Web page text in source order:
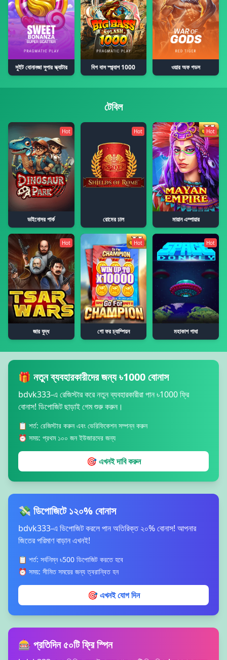
সুইট বোনানজা সুপার স্ক্যাটার বিগ বাস স্প্ল্যাশ 1000 ওয়ার অফ গডস
টেবিল
ডাইনোসর পার্ক
Hot
রোমের ঢাল
Hot
মায়ান এম্পায়ার
Hot
জার যুদ্ধ
Hot
গো ফর চ্যাম্পিয়ন
Hot
মহাকাশ গাধা
Hot
🎁 নতুন ব্যবহারকারীদের জন্য ৳1000 বোনাস
bdvk333-এ রেজিস্টার করে নতুন ব্যবহারকারীরা পান ৳1000 ফ্রি
বোনাস! ডিপোজিট ছাড়াই গেম শুরু করুন।
📋 শর্ত: রেজিস্টার করুন এবং ভেরিফিকেশন সম্পন্ন করুন
⏰ সময়: প্রথম ১০০ জন ইউজারদের জন্য
🎯 এখনই দাবি করুন
💸 ডিপোজিটে ১২০% বোনাস
bdvk333-এ ডিপোজিট করলে পান অতিরিক্ত ২০% বোনাস! আপনার
জিতের পরিমাণ বাড়ান এখনই!
📋 শর্ত: সর্বনিম্ন ৳500 ডিপোজিট করতে হবে
⏰ সময়: সীমিত সময়ের জন্য ত্বরান্বিত হন
🎯 এখনই যোগ দিন
🎰 প্রতিদিন ৫০টি ফ্রি স্পিন